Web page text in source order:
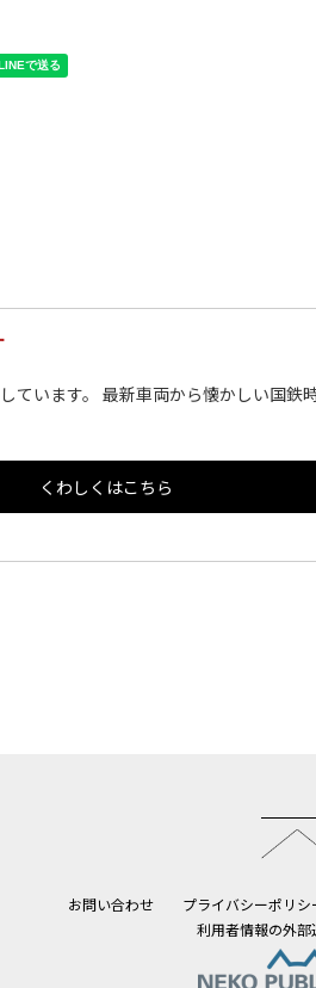
ています。 最新車両から懐かしい国鉄
くわしくはこちら
お問い合わせ プライバシーポリシ
利用者情報の外部